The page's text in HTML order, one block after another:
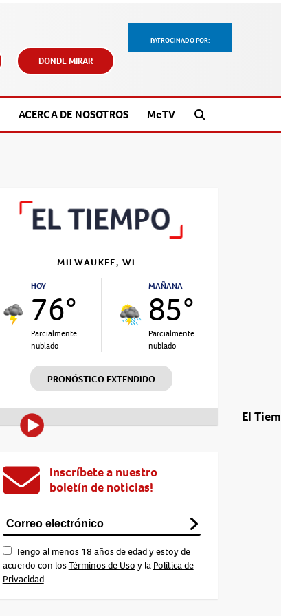
PATROCINADO POR:
DONDE MIRAR
ACERCA DE NOSOTROS MeTV
MILWAUKEE, WI
HOY
76°
Parcialmente
nublado
MAÑANA
85°
Parcialmente
nublado
PRONÓSTICO EXTENDIDO
El
Inscríbete a nuestro
boletín de noticias!
Tengo al menos 18 años de edad y estoy de
acuerdo con losTérminos de Uso y la Política de
Privacidad